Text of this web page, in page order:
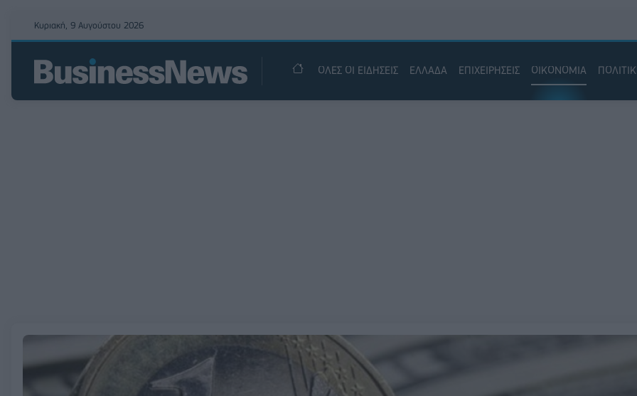
Κυριακή, 9 Αυγούστου 2026
ΟΛΕΣ ΟΙ ΕΙΔΗΣΕΙΣ ΕΛΛΑΔΑ ΕΠΙΧΕΙΡΗΣΕΙΣ ΟΙΚΟΝΟΜΙΑ